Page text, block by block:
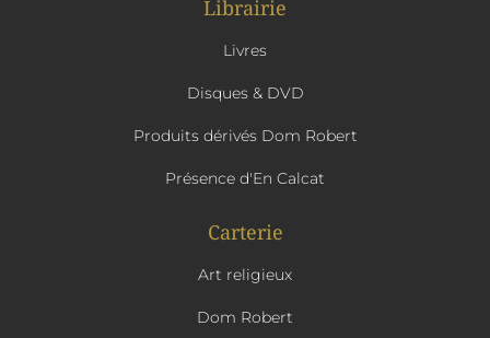
Librairie
Livres
Disques & DVD
Produits dérivés Dom Robert
Présence d'En Calcat
Carterie
Art religieux
Dom Robert